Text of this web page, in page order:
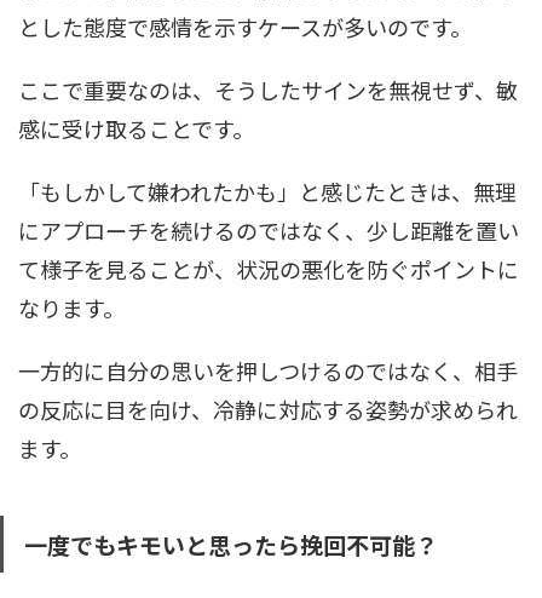
とした態度で感情を示すケースが多いのです。
ここで重要なのは、そうしたサインを無視せず、敏
感に受け取ることです。
「もしかして嫌われたかも」と感じたときは、無理
にアプローチを続けるのではなく、少し距離を置い
て様子を見ることが、状況の悪化を防ぐポイントに
なります。
一方的に自分の思いを押しつけるのではなく、相手
の反応に目を向け、冷静に対応する姿勢が求められ
ます。
一度でもキモいと思ったら挽回不可能？